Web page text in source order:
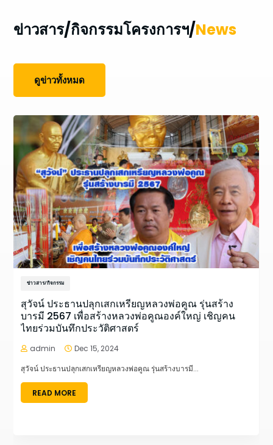
ข่าวสาร/กิจกรรมโครงการฯ/News
ดูข่าวทั้งหมด
ข่าวสาร/กิจกรรม
สุวัจน์ ประธานปลุกเสกเหรียญหลวงพ่อคูณ รุ่นสร้าง
บารมี 2567 เพื่อสร้างหลวงพ่อคูณองค์ใหญ่ เชิญคน
ไทยร่วมบันทึกประวัติศาสตร์
 admin  Dec 15, 2024
สุวัจน์ ประธานปลุกเสกเหรียญหลวงพ่อคูณ รุ่นสร้างบารมี...
READ MORE